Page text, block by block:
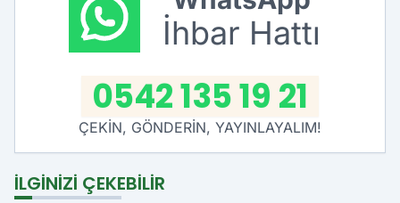
İhbar Hattı
0542 135 19 21
ÇEKİN, GÖNDERİN, YAYINLAYALIM!
İLGINIZI ÇEKEBILIR